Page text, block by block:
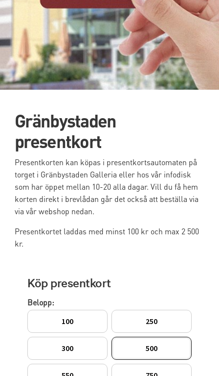
Gränbystaden
presentkort
Presentkorten kan köpas i presentkortsautomaten på
torget i Gränbystaden Galleria eller hos vår infodisk
som har öppet mellan 10-20 alla dagar. Vill du få hem
korten direkt i brevlådan går det också att beställa via
via vår webshop nedan.
Presentkortet laddas med minst 100 kr och max 2 500
kr.